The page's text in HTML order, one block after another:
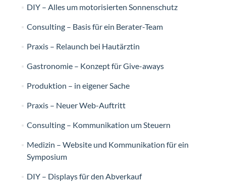
DIY – Alles um motorisierten Sonnenschutz
Consulting – Basis für ein Berater-Team
Praxis – Relaunch bei Hautärztin
Gastronomie – Konzept für Give-aways
Produktion – in eigener Sache
Praxis – Neuer Web-Auftritt
Consulting – Kommunikation um Steuern
Medizin – Website und Kommunikation für ein
Symposium
DIY – Displays für den Abverkauf